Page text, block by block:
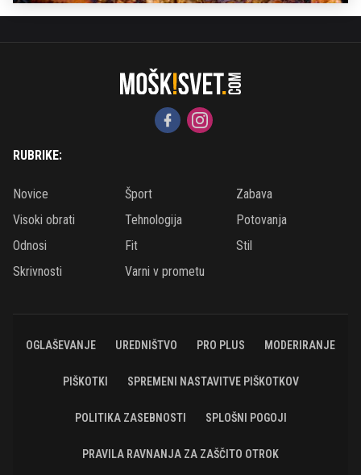
RUBRIKE:
Novice Šport
Zabava
Visoki obrati
Tehnologija
Potovanja
Odnosi
Fit
Stil
Skrivnosti
Varni v prometu
OGLAŠEVANJE UREDNIŠTVO PRO PLUS MODERIRANJE
PIŠKOTKI SPREMENI NASTAVITVE PIŠKOTKOV
POLITIKA ZASEBNOSTI SPLOŠNI POGOJI
PRAVILA RAVNANJA ZA ZAŠČITO OTROK